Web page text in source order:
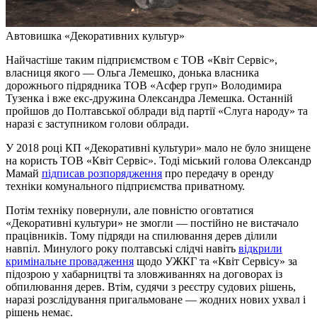
Автовишка «Декоративних культур»
Найчастіше таким підприємством є ТОВ «Квіт Сервіс»,
власниця якого — Ольга Лемешко, донька власника
дорожнього підрядника ТОВ «Асфер груп» Володимира
Тузенка і вже екс-дружина Олександра Лемешка. Останній
пройшов до Полтавської облради від партії «Слуга народу» та
наразі є заступником голови облради.
У 2018 році КП «Декоративні культури» мало не було знищене
на користь ТОВ «Квіт Сервіс». Тоді міський голова Олександр
Мамай підписав розпорядження про передачу в оренду
техніки комунального підприємства приватному.
Потім техніку повернули, але повністю оговтатися
«Декоративні культури» не змогли — постійно не вистачало
працівників. Тому підряди на спилювання дерев ділили
навпіл. Минулого року полтавські слідчі навіть відкрили
кримінальне провадження щодо УЖКГ та «Квіт Сервісу» за
підозрою у хабарництві та зловживаннях на договорах із
обпилювання дерев. Втім, судячи з реєстру судових рішень,
наразі розслідування пригальмоване — жодних нових ухвал і
рішень немає.